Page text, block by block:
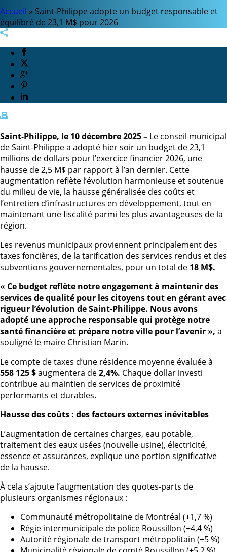
Accueil » Saint-Philippe adopte un budget responsable et
équilibré de 23,1 M$ pour 2026
Saint-Philippe, le 10 décembre 2025 – Le conseil municipal
de Saint-Philippe a adopté hier soir un budget de 23,1
millions de dollars pour l’exercice financier 2026, une
hausse de 2,5 M$ par rapport à l’an dernier. Cette
augmentation reflète l’évolution harmonieuse et soutenue
du milieu de vie, la hausse généralisée des coûts et
l’entretien d’infrastructures en développement, tout en
maintenant une fiscalité parmi les plus avantageuses de la
région.
Les revenus municipaux proviennent principalement des
taxes foncières, de la tarification des services rendus et des
subventions gouvernementales, pour un total de 18 M$.
« Ce budget reflète notre engagement à maintenir des
services de qualité pour les citoyens tout en gérant avec
rigueur l’évolution de Saint-Philippe. Nous avons
adopté une approche responsable qui protège notre
santé financière et prépare notre ville pour l’avenir », a
souligné le maire Christian Marin.
Le compte de taxes d’une résidence moyenne évaluée à
558 125 $augmentera de2,4%. Chaque dollar investi
contribue au maintien de services de proximité
performants et durables.
Hausse des coûts : des facteurs externes inévitables
L’augmentation de certaines charges, eau potable,
traitement des eaux usées (nouvelle usine), électricité,
essence et assurances, explique une portion significative
de la hausse.
À cela s’ajoute l’augmentation des quotes-parts de
plusieurs organismes régionaux :
Communauté métropolitaine de Montréal (+1,7 %)
Régie intermunicipale de police Roussillon (+4,4 %)
Autorité régionale de transport métropolitain (+5 %)